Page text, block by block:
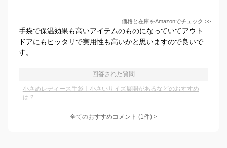
価格と在庫をAmazonでチェック >>
手袋で保温効果も高いアイテムのものになっていてアウト
ドアにもピッタリで実用性も高いかと思いますので良いで
す。
回答された質問
小さめレディース手袋｜小さいサイズ展開があるなどのおすすめ
は？
全てのおすすめコメント (1件) >